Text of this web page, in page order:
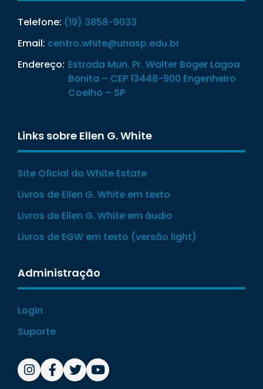
Telefone: (19) 3858-9033
Email: centro.white@unasp.edu.br
Endereço: Estrada Mun. Pr. Walter Boger Lagoa
Bonita – CEP 13448-900 Engenheiro
Coelho – SP
Links sobre Ellen G. White
Site Oficial do White Estate
Livros de Ellen G. White em texto
Livros de Ellen G. White em áudio
Livros de EGW em texto (versão light)
Administração
Login
Suporte